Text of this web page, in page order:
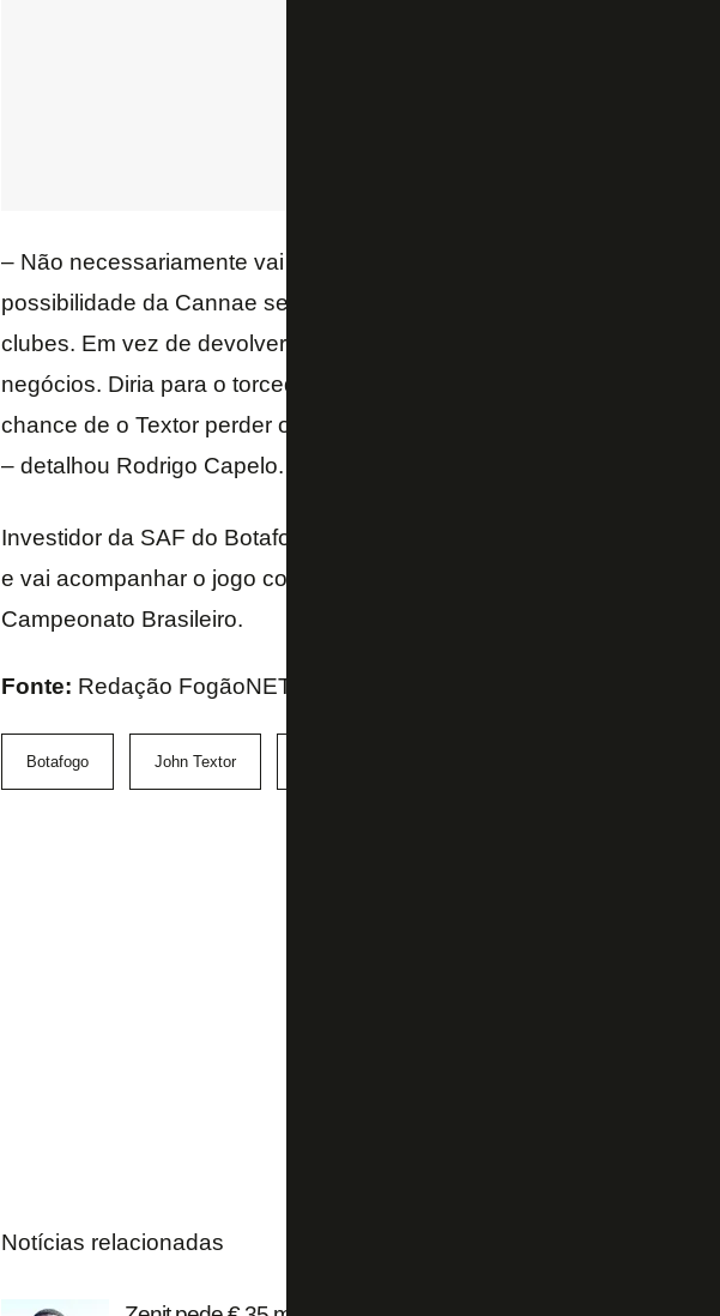
– Não necessariamente vai virar dívida e colocar em risco os bens
possibilidade da Cannae se tornar sócia dele na Eagle Football ou
clubes. Em vez de devolver o crédito em dinheiro, devolve em
negócios. Diria para o torcedor que o Botafogo é um ativo, faz parte
chance de o Textor perder o Botafogo porque deu algo errado
– detalhou Rodrigo Capelo.
Investidor da SAF do Botafogo, John Textor chegou ao Rio de
e vai acompanhar o jogo com o Ceará, sábado, no Estádio Nilton
Campeonato Brasileiro.
Fonte: Redação FogãoNET e SporTV
Botafogo John Textor
Notícias relacionadas